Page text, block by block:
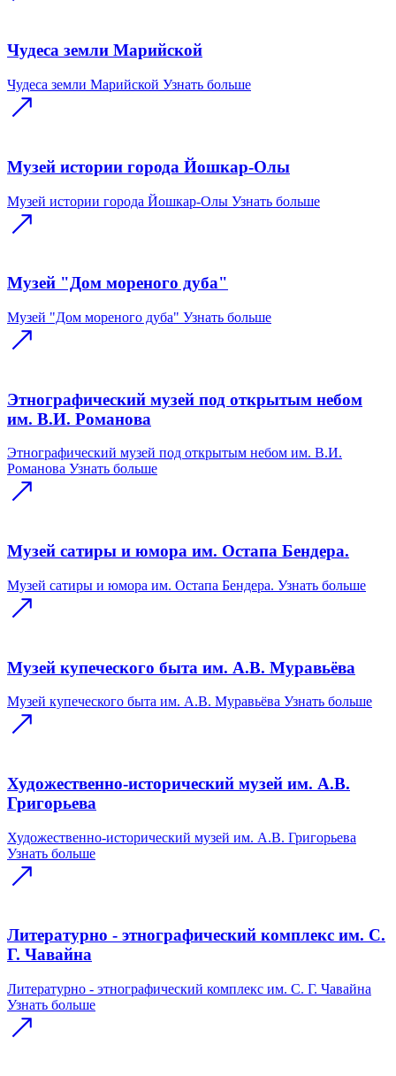
Чудеса земли Марийской
Чудеса земли Марийской Узнать больше
Музей истории города Йошкар-Олы
Музей истории города Йошкар-Олы Узнать больше
Музей "Дом мореного дуба"
Музей "Дом мореного дуба" Узнать больше
Этнографический музей под открытым небом
им. В.И. Романова
Этнографический музей под открытым небом им. В.И.
Романова Узнать больше
Музей сатиры и юмора им. Остапа Бендера.
Музей сатиры и юмора им. Остапа Бендера. Узнать больше
Музей купеческого быта им. А.В. Муравьёва
Музей купеческого быта им. А.В. Муравьёва Узнать больше
Художественно-исторический музей им. А.В.
Григорьева
Художественно-исторический музей им. А.В. Григорьева
Узнать больше
Литературно - этнографический комплекс им. С.
Г. Чавайна
Литературно - этнографический комплекс им. С. Г. Чавайна
Узнать больше